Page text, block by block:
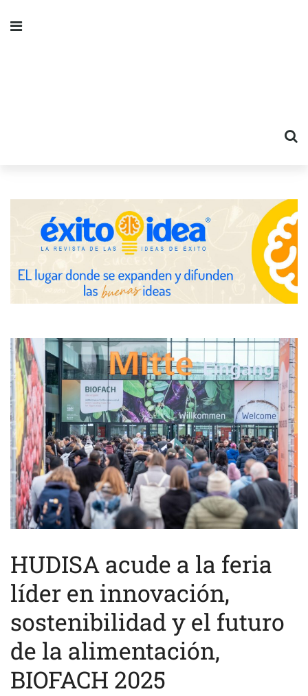
HUDISA acude a la feria
líder en innovación,
sostenibilidad y el futuro
de la alimentación,
BIOFACH 2025